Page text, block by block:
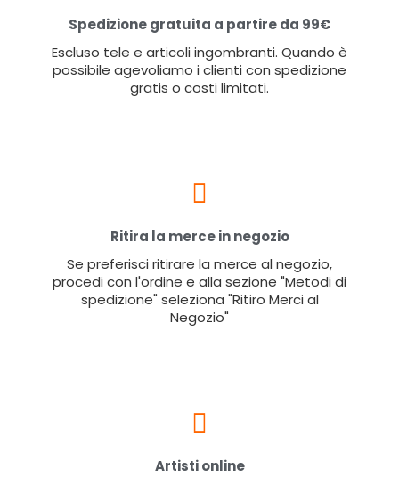
Spedizione gratuita a partire da 99€
Escluso tele e articoli ingombranti. Quando è
possibile agevoliamo i clienti con spedizione
gratis o costi limitati.
Ritira la merce in negozio
Se preferisci ritirare la merce al negozio,
procedi con l'ordine e alla sezione "Metodi di
spedizione" seleziona "Ritiro Merci al
Negozio"
Artisti online